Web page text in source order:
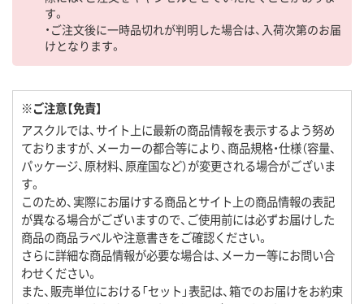
す。
・ご注文後に一時品切れが判明した場合は、入荷次第のお届
けとなります。
※ご注意【免責】
アスクルでは、サイト上に最新の商品情報を表示するよう努め
ておりますが、メーカーの都合等により、商品規格・仕様（容量、
パッケージ、原材料、原産国など）が変更される場合がございま
す。
このため、実際にお届けする商品とサイト上の商品情報の表記
が異なる場合がございますので、ご使用前には必ずお届けした
商品の商品ラベルや注意書きをご確認ください。
さらに詳細な商品情報が必要な場合は、メーカー等にお問い合
わせください。
また、販売単位における「セット」表記は、箱でのお届けをお約束